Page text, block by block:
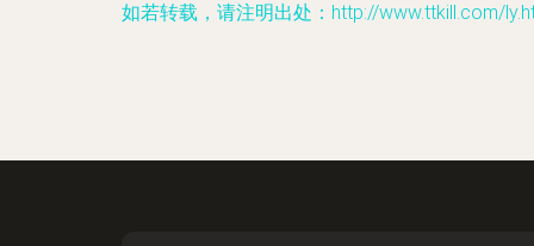
如若转载，请注明出处：http://www.ttkill.com/